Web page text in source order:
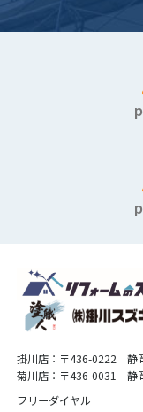
掛川店：〒436-0222 静
菊川店：〒436-0031 静
フリーダイヤル